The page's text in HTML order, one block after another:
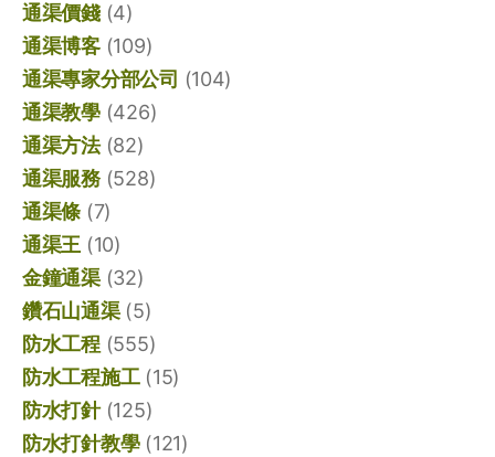
通渠價錢(4)
通渠博客(109)
通渠專家分部公司 (104)
通渠教學(426)
通渠方法(82)
通渠服務(528)
通渠條 (7)
通渠王 (10)
金鐘通渠(32)
鑽石山通渠(5)
防水工程(555)
防水工程施工(15)
防水打針(125)
防水打針教學(121)